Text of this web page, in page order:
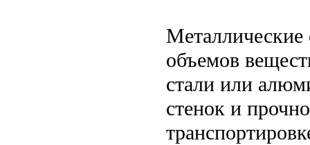
Металлические
объемов
стали или
стенок и